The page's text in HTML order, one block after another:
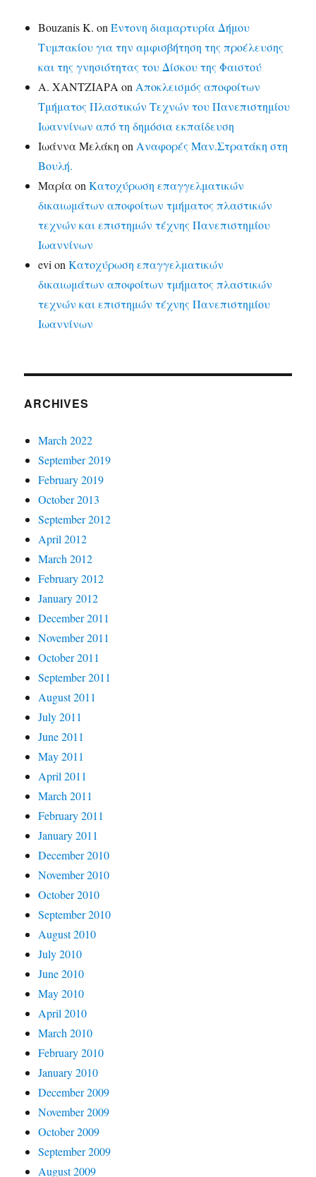
Bouzanis K. onΈντονη διαμαρτυρία Δήμου
Τυμπακίου για την αμφισβήτηση της προέλευσης
και της γνησιότητας του Δίσκου της Φαιστού
Α. ΧΑΝΤΖΙΑΡΑ on Αποκλεισμός αποφοίτων
Τμήματος Πλαστικών Τεχνών του Πανεπιστημίου
Ιωαννίνων από τη δημόσια εκπαίδευση
Ιωάννα Μελάκη on Αναφορές Μαν.Στρατάκη στη
Βουλή.
ΜαρίαonΚατοχύρωση επαγγελματικών
δικαιωμάτων αποφοίτων τμήματος πλαστικών
τεχνών και επιστημών τέχνης Πανεπιστημίου
Ιωαννίνων
evi onΚατοχύρωση επαγγελματικών
δικαιωμάτων αποφοίτων τμήματος πλαστικών
τεχνών και επιστημών τέχνης Πανεπιστημίου
Ιωαννίνων
ARCHIVES
March 2022
September 2019
February 2019
October 2013
September 2012
April 2012
March 2012
February 2012
January 2012
December 2011
November 2011
October 2011
September 2011
August 2011
July 2011
June 2011
May 2011
April 2011
March 2011
February 2011
January 2011
December 2010
November 2010
October 2010
September 2010
August 2010
July 2010
June 2010
May 2010
April 2010
March 2010
February 2010
January 2010
December 2009
November 2009
October 2009
September 2009
August 2009